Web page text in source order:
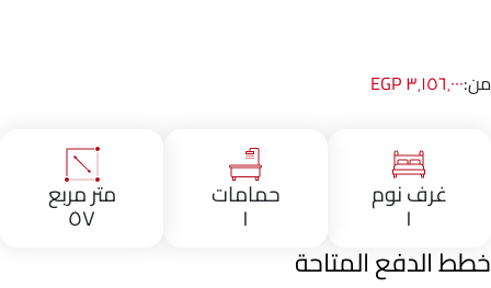
من:٣٬١٥٦٬٠٠٠ EGP
غرف نوم
١
حمامات
١
متر مربع
٥٧
خطط الدفع المتاحة